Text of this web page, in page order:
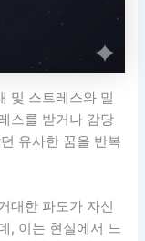
및 스트레스와 밀
스를 받거나 감당
유사한 꿈을 반복
대한 파도가 자신
, 이는 현실에서 느